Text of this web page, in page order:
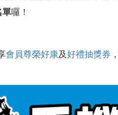
單囉！
會員尊榮好康及好禮抽獎券